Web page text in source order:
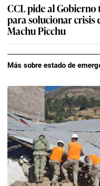
CCL pide al
para solucionar crisis
Machu Picchu
Más sobre estado de